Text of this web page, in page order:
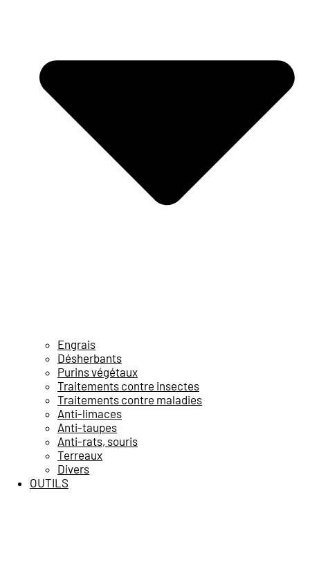
Engrais
Désherbants
Purins végétaux
Traitements contre insectes
Traitements contre maladies
Anti-limaces
Anti-taupes
Anti-rats, souris
Terreaux
Divers
OUTILS